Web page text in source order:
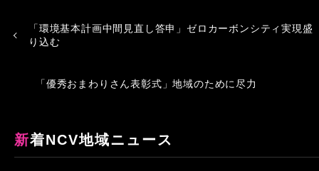
「環境基本計画中間見直し答申」ゼロカーボンシティ実現盛
り込む
「優秀おまわりさん表彰式」地域のために尽力
新着NCV地域ニュース